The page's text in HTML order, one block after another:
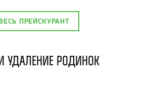
ПРЕЙСКУРАНТ
удаление родинок